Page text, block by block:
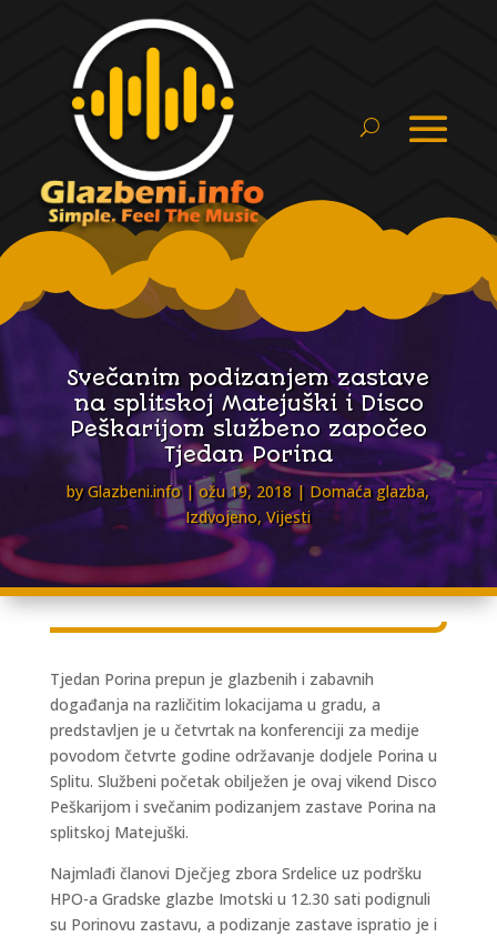
Svečanim podizanjem zastave
na splitskoj Matejuški i Disco
Peškarijom službeno započeo
Tjedan Porina
byGlazbeni.info ožu 19, 2018 Domaća glazba,
Izdvojeno,Vijesti
Tjedan Porina prepun je glazbenih i zabavnih
događanja na različitim lokacijama u gradu, a
predstavljen je u četvrtak na konferenciji za medije
povodom četvrte godine održavanje dodjele Porina u
Splitu. Službeni početak obilježen je ovaj vikend Disco
Peškarijom i svečanim podizanjem zastave Porina na
splitskoj Matejuški.
Najmlađi članovi Dječjeg zbora Srdelice uz podršku
HPO-a Gradske glazbe Imotski u 12.30 sati podignuli
su Porinovu zastavu, a podizanje zastave ispratio je i